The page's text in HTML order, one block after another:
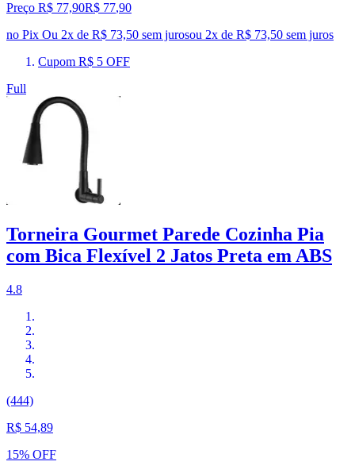
Preço R$ 77,90R$ 77,90
no Pix Ou 2x de R$ 73,50 sem jurosou 2x de R$ 73,50 sem juros
Cupom R$ 5 OFF
Full
Torneira Gourmet Parede Cozinha Pia
com Bica Flexível 2 Jatos Preta em ABS
4.8
(444)
R$ 54,89
15% OFF